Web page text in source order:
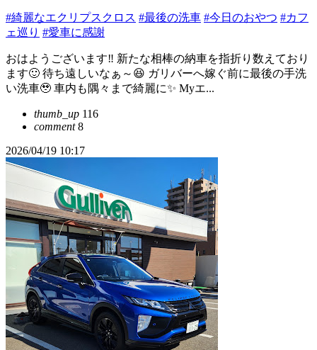
#綺麗なエクリプスクロス #最後の洗車 #今日のおやつ #カフ
ェ巡り #愛車に感謝
おはようございます‼️ 新たな相棒の納車を指折り数えており
ます🙂 待ち遠しいなぁ～😆 ガリバーへ嫁ぐ前に最後の手洗
い洗車🥹 車内も隅々まで綺麗に✨ Myエ...
thumb_up 116
comment8
2026/04/19 10:17